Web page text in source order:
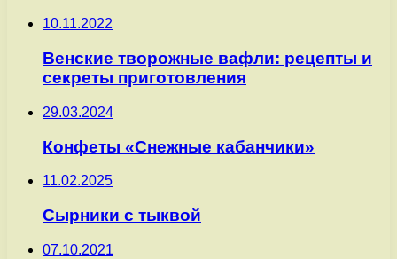
10.11.2022
Венские творожные вафли: рецепты и
секреты приготовления
29.03.2024
Конфеты «Снежные кабанчики»
11.02.2025
Сырники с тыквой
07.10.2021